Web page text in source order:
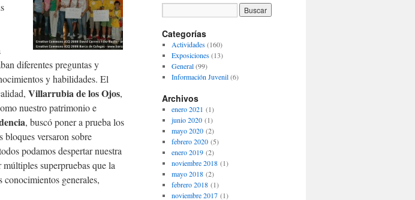
diferentes preguntas y
y habilidades. El
Villarrubia de los Ojos,
nuestro patrimonio e
, buscó poner a prueba los
bloques versaron sobre
podamos despertar nuestra
superpruebas que la
generales,
Categorías
Actividades(160)
Exposiciones(13)
General(99)
Información Juvenil(6)
Archivos
enero 2021 (1)
junio 2020(1)
mayo 2020(2)
febrero 2020(5)
enero 2019(2)
noviembre 2018(1)
mayo 2018(2)
febrero 2018(1)
noviembre 2017(1)